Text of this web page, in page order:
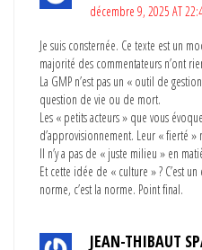
décembre 9, 2025 AT
Je suis consternée. Ce texte est un
majorité des commentateurs n’ont
La GMP n’est pas un « outil de
question de vie ou de mort.
Les « petits acteurs » que vous
d’approvisionnement. Leur « fierté »
Il n’y a pas de « juste milieu » en
Et cette idée de « culture » ? C’est
norme, c’est la norme. Point final.
JEAN-THIBAUT